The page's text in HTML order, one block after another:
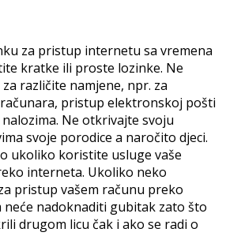
za pristup internetu sa vremena
kratke ili proste lozinke. Ne
različite namjene, npr. za
pristup elektronskoj pošti
Ne otkrivajte svoju
svoje porodice a naročito djeci.
ukoliko koristite usluge vaše
interneta. Ukoliko neko
pristup vašem računu preko
nadoknaditi gubitak zato što
drugom licu čak i ako se radi o